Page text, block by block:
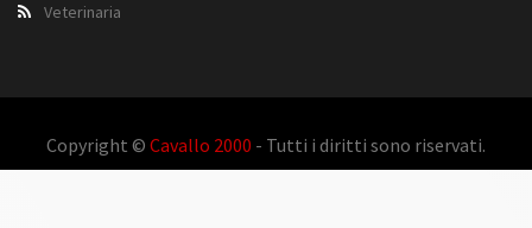
Veterinaria
Copyright © Cavallo 2000 - Tutti i diritti sono riservati.